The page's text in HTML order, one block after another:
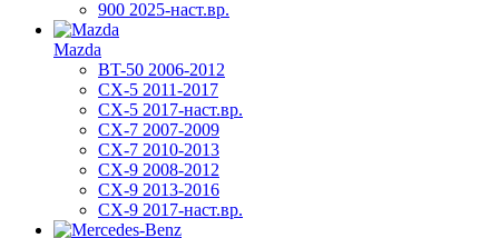
900 2025-наст.вр.
Mazda
BT-50 2006-2012
CX-5 2011-2017
CX-5 2017-наст.вр.
CX-7 2007-2009
CX-7 2010-2013
CX-9 2008-2012
CX-9 2013-2016
CX-9 2017-наст.вр.